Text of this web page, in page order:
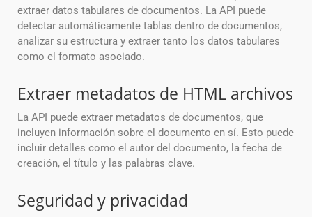
extraer datos tabulares de documentos. La API puede
detectar automáticamente tablas dentro de documentos,
analizar su estructura y extraer tanto los datos tabulares
como el formato asociado.
Extraer metadatos de HTML archivos
La API puede extraer metadatos de documentos, que
incluyen información sobre el documento en sí. Esto puede
incluir detalles como el autor del documento, la fecha de
creación, el título y las palabras clave.
Seguridad y privacidad